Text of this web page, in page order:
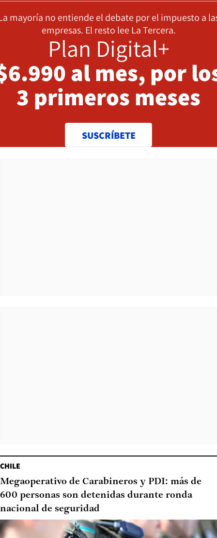
mayoría no entiende el debate por el impuesto a
empresas. El resto lee La Tercera.
Plan Digital+
al mes, por
3 primeros meses
SUSCRÍBETE
CHILE
Megaoperativo de Carabineros y PDI: más de
600 personas son detenidas durante ronda
nacional de seguridad